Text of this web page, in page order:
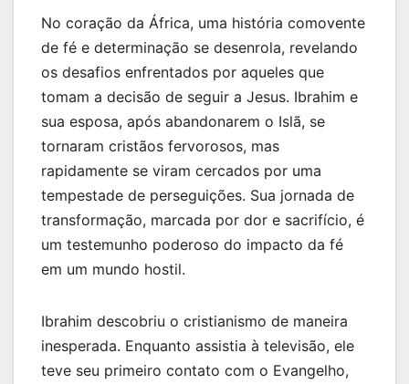
No coração da África, uma história comovente
de fé e determinação se desenrola, revelando
os desafios enfrentados por aqueles que
tomam a decisão de seguir a Jesus. Ibrahim e
sua esposa, após abandonarem o Islã, se
tornaram cristãos fervorosos, mas
rapidamente se viram cercados por uma
tempestade de perseguições. Sua jornada de
transformação, marcada por dor e sacrifício, é
um testemunho poderoso do impacto da fé
em um mundo hostil.
Ibrahim descobriu o cristianismo de maneira
inesperada. Enquanto assistia à televisão, ele
teve seu primeiro contato com o Evangelho,